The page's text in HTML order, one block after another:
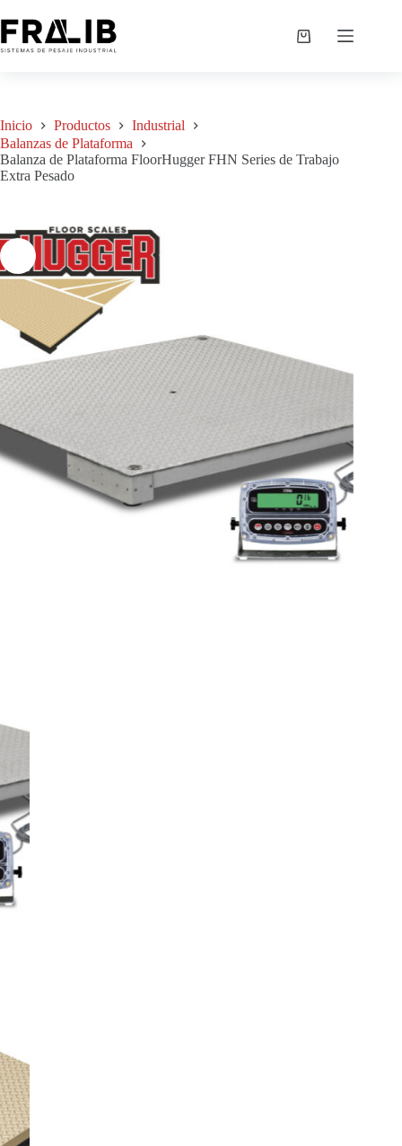
al
contenido
Balanza de Plataforma FloorHugger FHN Series de Trabajo Extra Pesado
S/0.00 Agregar a cotización
Shopping
Inicio Productos
Industrial
Balanzas de Plataforma
Balanza de Plataforma FloorHugger FHN Series de Trabajo
Extra Pesado